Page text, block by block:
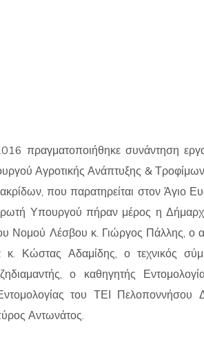
πραγματοποιήθηκε συνάντηση
Αγροτικής Ανάπτυξης &
που παρατηρείται στον Άγιο
Υπουργού πήραν μέρος η
Νομού Λέσβου κ. Γιώργος Πάλλης, ο
κ. Κώστας Αδαμίδης, ο τεχνικός
ο καθηγητής
του ΤΕΙ Πελοποννήσου
Αντωνάτος.